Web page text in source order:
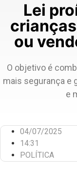
Lei
ou
O objetivo é
mais segurança e
e
04/07/2025
14:31
POLÍTICA